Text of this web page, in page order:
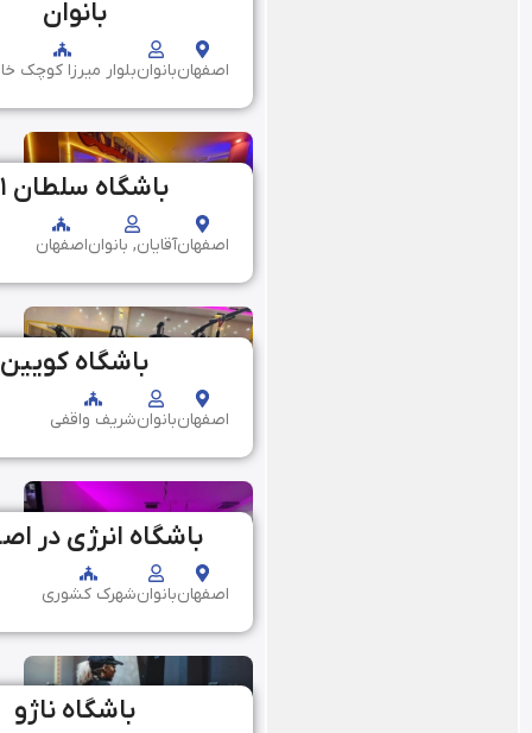
بانوان
اصفهانبانوانبلوار میرزا کوچک
باشگاه سلطان ۱۲۱
اصفهانآقایان, بانواناصفهان
باشگاه کویین
اصفهانبانوانشریف واقفى
باشگاه انرژی در
اصفهانبانوانشهرک کشوری
باشگاه ناژو